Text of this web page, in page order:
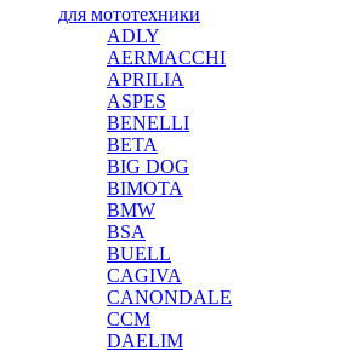
для мототехники
ADLY
AERMACCHI
APRILIA
ASPES
BENELLI
BETA
BIG DOG
BIMOTA
BMW
BSA
BUELL
CAGIVA
CANONDALE
CCM
DAELIM